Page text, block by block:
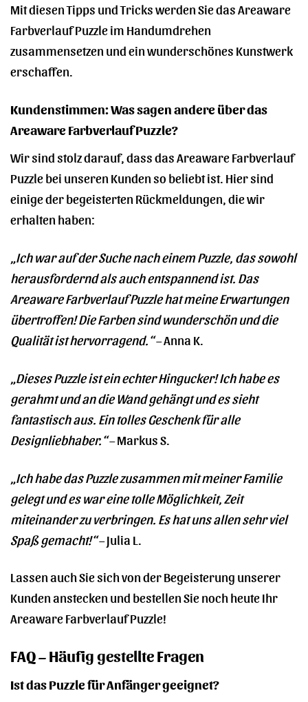
Mit diesen Tipps und Tricks werden Sie das Areaware
Farbverlauf Puzzle im Handumdrehen
zusammensetzen und ein wunderschönes Kunstwerk
erschaffen.
Kundenstimmen: Was sagen andere über das
Areaware Farbverlauf Puzzle?
Wir sind stolz darauf, dass das Areaware Farbverlauf
Puzzle bei unseren Kunden so beliebt ist. Hier sind
einige der begeisterten Rückmeldungen, die wir
erhalten haben:
„Ich war auf der Suche nach einem Puzzle, das sowohl
herausfordernd als auch entspannend ist. Das
Areaware Farbverlauf Puzzle hat meine Erwartungen
übertroffen! Die Farben sind wunderschön und die
Qualität ist hervorragend.“– Anna K.
„Dieses Puzzle ist ein echter Hingucker! Ich habe es
gerahmt und an die Wand gehängt und es sieht
fantastisch aus. Ein tolles Geschenk für alle
Designliebhaber.“– Markus S.
„Ich habe das Puzzle zusammen mit meiner Familie
gelegt und es war eine tolle Möglichkeit, Zeit
miteinander zu verbringen. Es hat uns allen sehr viel
Spaß gemacht!“– Julia L.
Lassen auch Sie sich von der Begeisterung unserer
Kunden anstecken und bestellen Sie noch heute Ihr
Areaware Farbverlauf Puzzle!
FAQ – Häufig gestellte Fragen
Ist das Puzzle für Anfänger geeignet?